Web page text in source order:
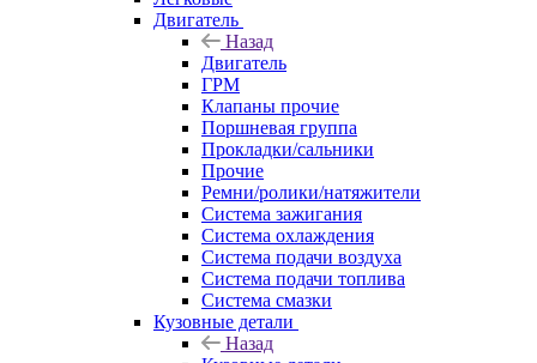
Двигатель
Назад
Двигатель
ГРМ
Клапаны прочие
Поршневая группа
Прокладки/сальники
Прочие
Ремни/ролики/натяжители
Система зажигания
Система охлаждения
Система подачи воздуха
Система подачи топлива
Система смазки
Кузовные детали
Назад